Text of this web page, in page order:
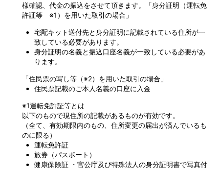
様確認、代金の振込をさせて頂きます。「身分証明（運転免
許証等 ※1）を用いた取引の場合」
宅配キット送付先と身分証明に記載されている住所が一
致している必要があります。
身分証明の名義と振込口座名義が一致している必要があ
ります。
「住民票の写し等（※2）を用いた取引の場合」
住民票記載のご本人名義の口座に入金
※1運転免許証等とは
以下のもので現住所の記載があるものが有効です。
（全て、有効期限内のもの、住所変更の届出が済んでいるも
のに限る）
運転免許証
旅券（パスポート）
健康保険証 ・官公庁及び特殊法人の身分証明書で写真付